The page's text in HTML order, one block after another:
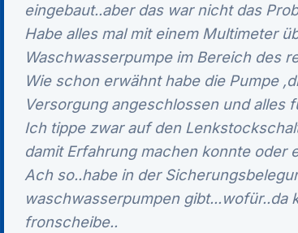
eingebaut..aber das war nicht das
Habe alles mal mit einem Multimeter
Waschwasserpumpe im Bereich des
Wie schon erwähnt habe die Pumpe
Versorgung angeschlossen und alles
Ich tippe zwar auf den
damit Erfahrung machen konnte oder
Ach so..habe in der
waschwasserpumpen
fronscheibe..